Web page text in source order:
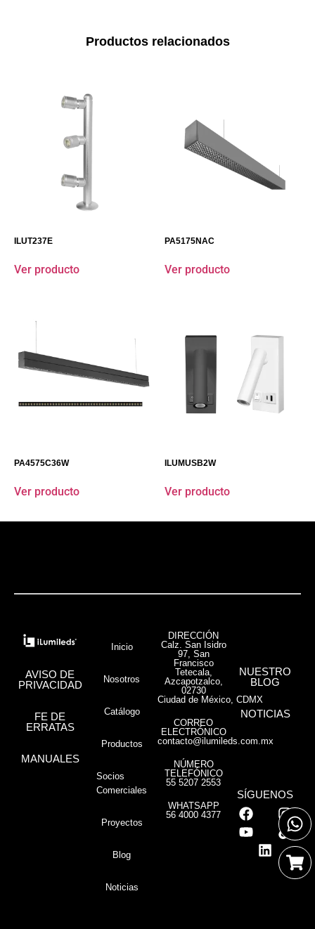
Productos relacionados
ILUT237E
Ver producto
PA5175NAC
Ver producto
PA4575C36W
Ver producto
ILUMUSB2W
Ver producto
AVISO DE
PRIVACIDAD
FE DE
ERRATAS
MANUALES
Inicio
Nosotros
Catálogo
Productos
Socios
Comerciales
Proyectos
Blog
Noticias
DIRECCIÓN
Calz. San Isidro
97, San
Francisco
Tetecala,
Azcapotzalco,
02730
Ciudad de México, CDMX
CORREO
ELECTRÓNICO
contacto@ilumileds.com.mx
NÚMERO
TELEFÓNICO
55 5207 2553
WHATSAPP
56 4000 4377
NUESTRO
BLOG
NOTICIAS
SÍGUENOS